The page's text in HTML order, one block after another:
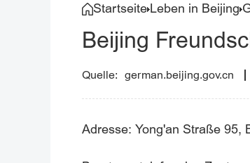
Startseite Leben in Beijing
Beijing
german.beijing.gov.cn
Adresse: Yong'an Straße 95,